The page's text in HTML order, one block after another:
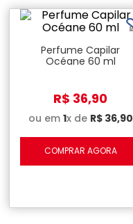
Perfume Capilar
Océane 60 ml
R$ 36,90
ou em 1x de R$ 36,90
COMPRAR AGORA